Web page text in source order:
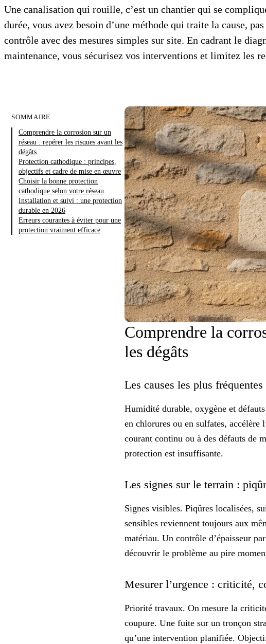
Une canalisation qui rouille, c’est un chantier qui se
durée, vous avez besoin d’une méthode qui traite la cause,
contrôle avec des mesures simples sur site. En cadrant le
maintenance, vous sécurisez vos interventions et limitez les
SOMMAIRE
Comprendre la corrosion sur un
réseau : repérer les risques avant les
dégâts
Protection cathodique : principes,
objectifs et cadre de mise en œuvre
Choisir la bonne protection
cathodique selon votre réseau
Installation et suivi : une protection
durable en 2026
Erreurs courantes à éviter pour une
protection vraiment efficace
Comprendre la
les dégâts
Les causes les plus
Humidité durable, oxygène et
en chlorures ou en sulfates, accélère
courant continu ou à des défauts de
protection est insuffisante.
Les signes sur le terrain :
Signes visibles. Piqûres localisées,
sensibles reviennent toujours aux
matériau. Un contrôle d’épaisseur
découvrir le problème au pire
Mesurer l’urgence : criticité,
Priorité travaux. On mesure la
coupure. Une fuite sur un tronçon
qu’une intervention planifiée.